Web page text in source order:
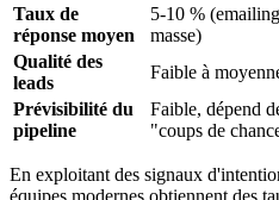
Taux de
réponse moyen
5-10 %
masse)
Qualité des
leads
Faible à
Prévisibilité du
pipeline
Faible, dépend
"coups de
En exploitant des signaux
équipes modernes obtiennent des